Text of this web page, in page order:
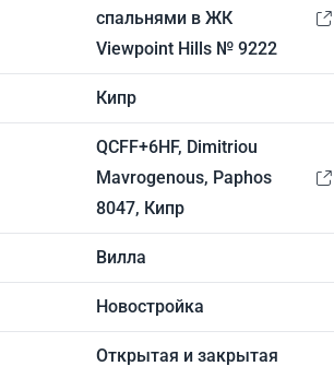
спальнями в ЖК
Viewpoint Hills № 9222
Кипр
QCFF+6HF, Dimitriou
Mavrogenous, Paphos
8047, Кипр
Вилла
Новостройка
Открытая и закрытая